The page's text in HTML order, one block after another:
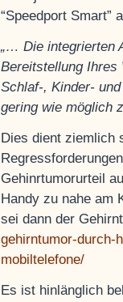
“Speedport Smart”
„… Die integrierten
Bereitstellung Ihres
Schlaf-, Kinder-
gering wie möglich
Dies dient ziemlich
Gehinrtumorurteil
Handy zu nahe am
sei dann der
gehirntumor-durch-
mobiltelefone/
Es ist hinlänglich